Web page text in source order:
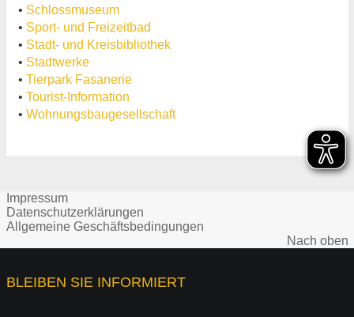
• Schlossmuseum
• Sport- und Freizeitbad
• Stadt- und Kreisbibliothek
• Stadtwerke
• Tierpark Fasanerie
• Tourist-Information
• Wohnungsbaugesellschaft
Impressum
Datenschutzerklärungen
Allgemeine Geschäftsbedingungen
Nach oben
BLEIBEN SIE INFORMIERT